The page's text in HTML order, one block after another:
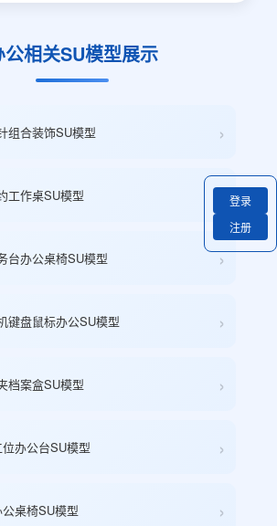
公相关SU模型展示
组合装饰SU模型 ›
工作桌SU模型 ›
台办公桌椅SU模型 ›
键盘鼠标办公SU模型 ›
档案盒SU模型 ›
办公台SU模型 ›
桌椅SU模型 ›
登录
注册